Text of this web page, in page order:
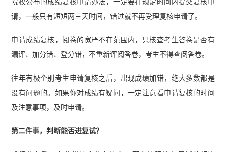
请，一般只有短短两三天时间，错过就不再受理复核申请了。
申请成绩复核，阅卷的宽严不在范围内，只核查考生答卷是否有
漏评、加分错、登分错，不重新评阅答卷，考生不得查阅答卷。
往年有极个别考生申请复核之后，出现成绩加错，绝大多数都是
没有问题的。如果你对成绩有疑问，一定注意看申请复核的时间
及注意事项，及时申请。
第二件事，判断能否进复试？